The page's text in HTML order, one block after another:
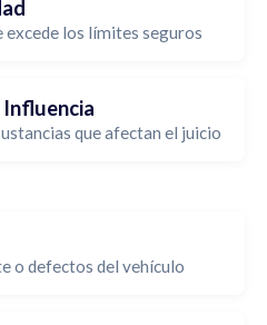
excede los límites seguros
Influencia
que afectan el juicio
o defectos del vehículo